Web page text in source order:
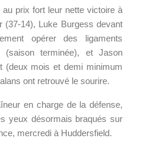
au prix fort leur nette victoire à
(37-14), Luke Burgess devant
opérer des ligaments
(saison terminée), et Jason
(deux mois et demi minimum
ont retrouvé le sourire.
en charge de la défense,
yeux désormais braqués sur
mercredi à Huddersfield.